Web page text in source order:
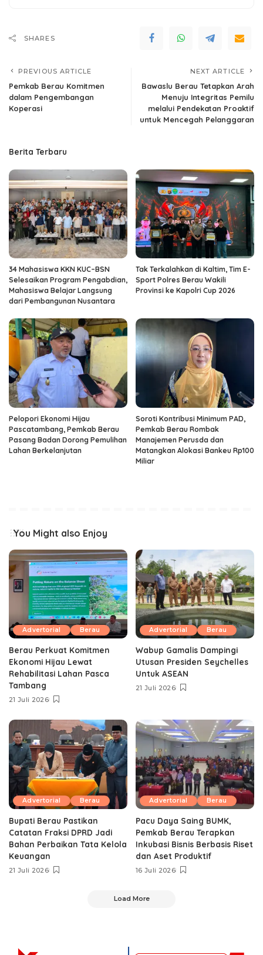
SHARES
PREVIOUS ARTICLE
Pemkab Berau Komitmen
dalam Pengembangan
Koperasi
NEXT ARTICLE
Bawaslu Berau Tetapkan Arah
Menuju Integritas Pemilu
melalui Pendekatan Proaktif
untuk Mencegah Pelanggaran
Berita Terbaru
34 Mahasiswa KKN KUC–BSN
Selesaikan Program Pengabdian,
Mahasiswa Belajar Langsung
dari Pembangunan Nusantara
Tak Terkalahkan di Kaltim, Tim E-
Sport Polres Berau Wakili
Provinsi ke Kapolri Cup 2026
Pelopori Ekonomi Hijau
Pascatambang, Pemkab Berau
Pasang Badan Dorong Pemulihan
Lahan Berkelanjutan
Soroti Kontribusi Minimum PAD,
Pemkab Berau Rombak
Manajemen Perusda dan
Matangkan Alokasi Bankeu Rp100
Miliar
You Might also Enjoy
Advertorial Berau
Berau Perkuat Komitmen
Ekonomi Hijau Lewat
Rehabilitasi Lahan Pasca
Tambang
21 Juli 2026
Advertorial Berau
Wabup Gamalis Dampingi
Utusan Presiden Seychelles
Untuk ASEAN
21 Juli 2026
Advertorial Berau
Bupati Berau Pastikan
Catatan Fraksi DPRD Jadi
Bahan Perbaikan Tata Kelola
Keuangan
21 Juli 2026
Advertorial Berau
Pacu Daya Saing BUMK,
Pemkab Berau Terapkan
Inkubasi Bisnis Berbasis Riset
dan Aset Produktif ‎
16 Juli 2026
Load More